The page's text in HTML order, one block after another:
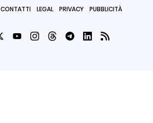
CONTATTI LEGAL PRIVACY PUBBLICITÀ